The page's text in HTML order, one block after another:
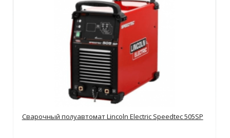
Сварочный полуавтомат Lincoln Electric Speedtec 505SP